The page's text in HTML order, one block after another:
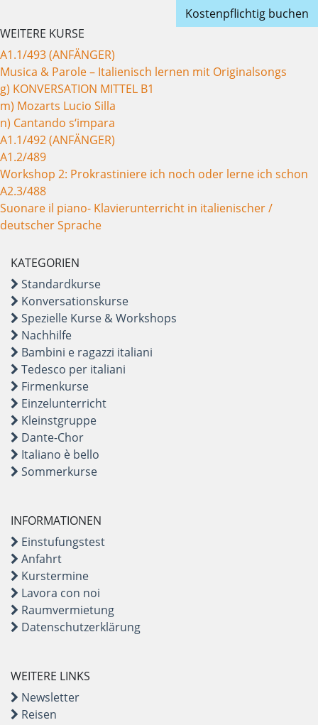
KATEGORIEN
Standardkurse
Konversationskurse
Spezielle Kurse & Workshops
Nachhilfe
Bambini e ragazzi italiani
Tedesco per italiani
Firmenkurse
Einzelunterricht
Kleinstgruppe
Dante-Chor
Italiano è bello
Sommerkurse
INFORMATIONEN
Einstufungstest
Anfahrt
Kurstermine
Lavora con noi
Raumvermietung
Datenschutzerklärung
WEITERE LINKS
Newsletter
Reisen
Kostenpflichtig buchen
WEITERE KURSE
A1.1/493 (ANFÄNGER)
Musica & Parole – Italienisch lernen mit Originalsongs
g) KONVERSATION MITTEL B1
m) Mozarts Lucio Silla
n) Cantando s‘impara
A1.1/492 (ANFÄNGER)
A1.2/489
Workshop 2: Prokrastiniere ich noch oder lerne ich schon
A2.3/488
Suonare il piano- Klavierunterricht in italienischer /
deutscher Sprache